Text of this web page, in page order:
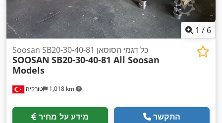
1 / 6
טורקיה 1,018 km
Soosan SB20-30-40-81 כל דגמי הסוסאן
SOOSAN SB20-30-40-81 All Soosan
Models
מידע על מחיר התקשר